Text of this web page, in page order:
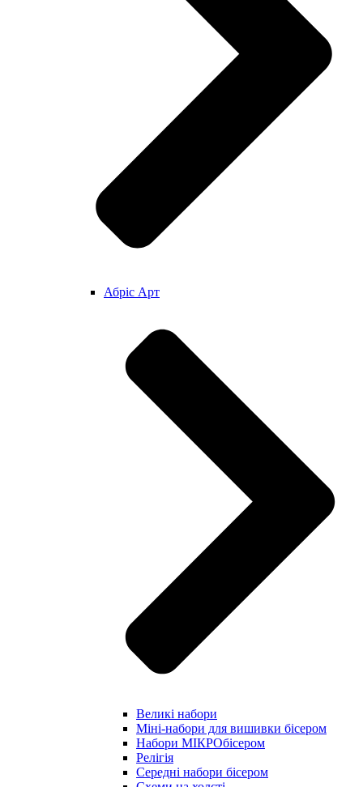
Абріс Арт
Великі набори
Міні-набори для вишивки бісером
Набори МІКРОбісером
Релігія
Середні набори бісером